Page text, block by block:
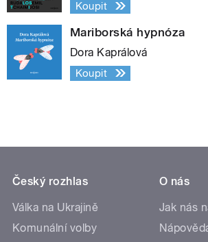
Koupit
Mariborská hypnóza
Dora Kaprálová
Koupit
Český rozhlas
Válka na Ukrajině
Komunální volby
O nás
Jak nás